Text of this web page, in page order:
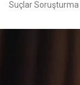
Suçlar